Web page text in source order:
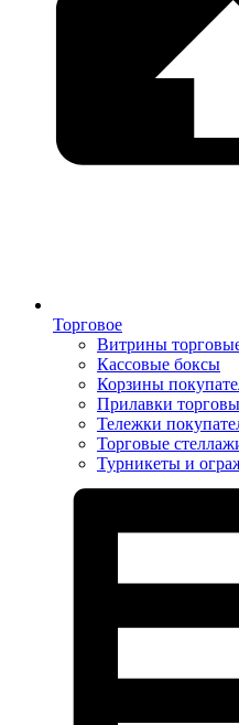
Торговое
Витрины
Кассовые боксы
Корзины
Прилавки
Тележки
Торговые
Турникеты и